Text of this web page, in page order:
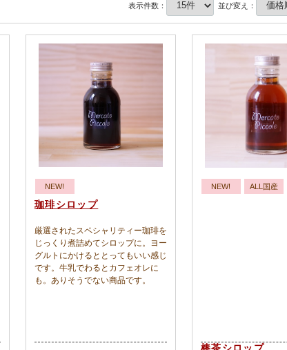
表示件数： 並び変え：
NEW!
珈琲シロップ
厳選されたスペシャリティー珈琲を
じっくり煮詰めてシロップに。ヨー
グルトにかけるととってもいい感じ
です。牛乳でわるとカフェオレに
も。ありそうでない商品です。
NEW! ALL国産
棒茶シロップ